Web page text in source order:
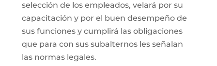
selección de los empleados, velará por su
capacitación y por el buen desempeño de
sus funciones y cumplirá las obligaciones
que para con sus subalternos les señalan
las normas legales.